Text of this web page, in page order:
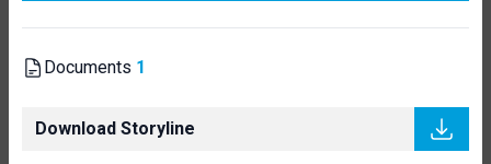
Documents 1
Download Storyline